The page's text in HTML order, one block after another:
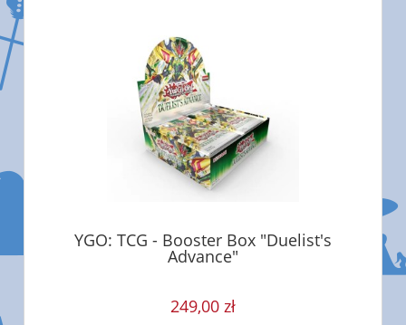
YGO: TCG - Booster Box "Duelist's
Advance"
249,00 zł